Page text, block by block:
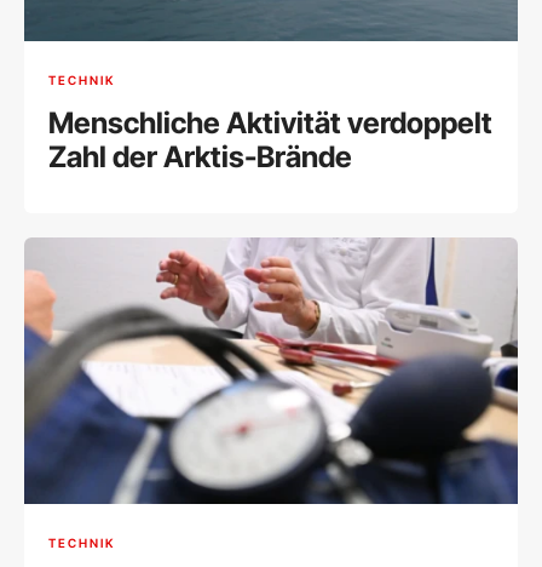
TECHNIK
Menschliche Aktivität verdoppelt
Zahl der Arktis-Brände
TECHNIK